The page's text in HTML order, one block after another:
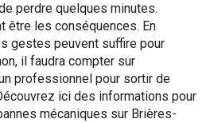
perdre quelques minutes.
être les conséquences. En
gestes peuvent suffire pour
il faudra compter sur
professionnel pour sortir de
ici des informations pour
mécaniques sur Brières-